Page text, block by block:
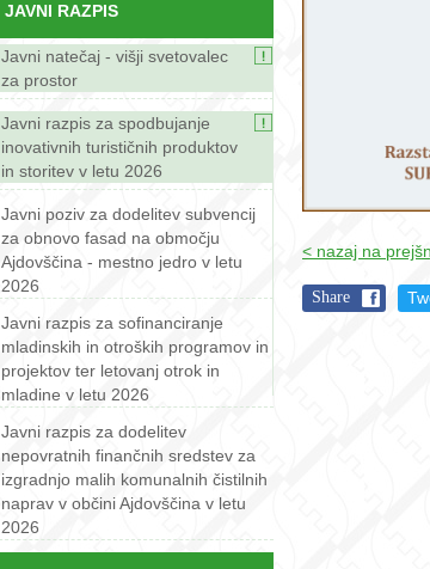
JAVNI RAZPIS
Javni natečaj - višji svetovalec
za prostor
Javni razpis za spodbujanje
inovativnih turističnih produktov
in storitev v letu 2026
Javni poziv za dodelitev subvencij
za obnovo fasad na območju
Ajdovščina - mestno jedro v letu
2026
Javni razpis za sofinanciranje
mladinskih in otroških programov in
projektov ter letovanj otrok in
mladine v letu 2026
Javni razpis za dodelitev
nepovratnih finančnih sredstev za
izgradnjo malih komunalnih čistilnih
naprav v občini Ajdovščina v letu
2026
< nazaj na
Share